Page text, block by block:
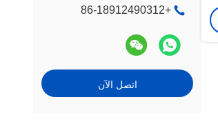
+86-18912490312
اتصل الآن